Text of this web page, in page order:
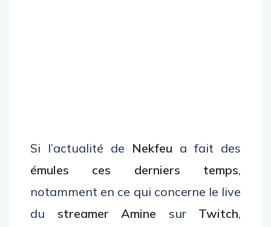
Si l’actualité de Nekfeu a fait des
émules ces derniers temps,
notamment en ce qui concerne le live
du streamer Amine sur Twitch,